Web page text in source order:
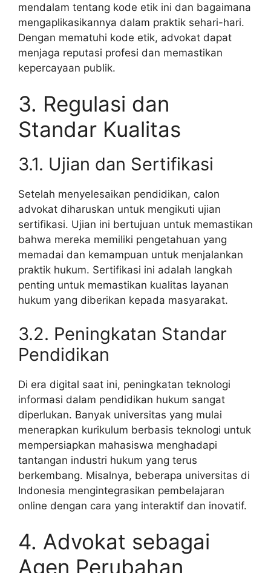
mendalam tentang kode etik ini dan bagaimana
mengaplikasikannya dalam praktik sehari-hari.
Dengan mematuhi kode etik, advokat dapat
menjaga reputasi profesi dan memastikan
kepercayaan publik.
3. Regulasi dan
Standar Kualitas
3.1. Ujian dan Sertifikasi
Setelah menyelesaikan pendidikan, calon
advokat diharuskan untuk mengikuti ujian
sertifikasi. Ujian ini bertujuan untuk memastikan
bahwa mereka memiliki pengetahuan yang
memadai dan kemampuan untuk menjalankan
praktik hukum. Sertifikasi ini adalah langkah
penting untuk memastikan kualitas layanan
hukum yang diberikan kepada masyarakat.
3.2. Peningkatan Standar
Pendidikan
Di era digital saat ini, peningkatan teknologi
informasi dalam pendidikan hukum sangat
diperlukan. Banyak universitas yang mulai
menerapkan kurikulum berbasis teknologi untuk
mempersiapkan mahasiswa menghadapi
tantangan industri hukum yang terus
berkembang. Misalnya, beberapa universitas di
Indonesia mengintegrasikan pembelajaran
online dengan cara yang interaktif dan inovatif.
4. Advokat sebagai
Agen Perubahan